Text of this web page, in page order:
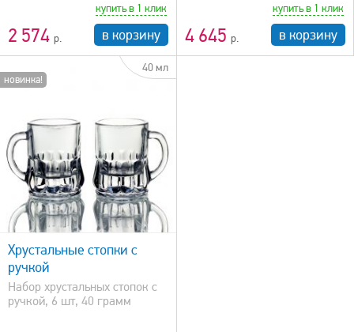
2 574
купить в 1 клик
в корзину 4 645
купить в 1 клик
в корзину
новинка!
40 мл
Хрустальные стопки с
ручкой
Набор хрустальных стопок с
ручкой, 6 шт, 40 грамм